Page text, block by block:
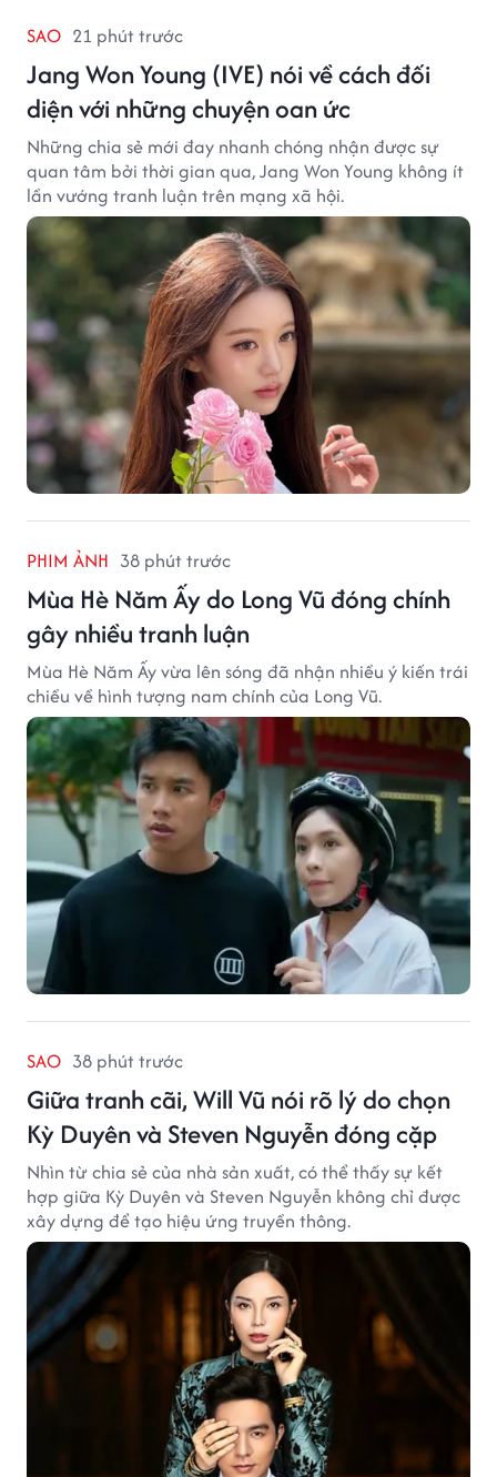
SAO 21 phút trước
Jang Won Young (IVE) nói về cách đối
diện với những chuyện oan ức
Những chia sẻ mới đay nhanh chóng nhận được sự
quan tâm bởi thời gian qua, Jang Won Young không ít
lần vướng tranh luận trên mạng xã hội.
PHIM ẢNH 38 phút trước
Mùa Hè Năm Ấy do Long Vũ đóng chính
gây nhiều tranh luận
Mùa Hè Năm Ấy vừa lên sóng đã nhận nhiều ý kiến trái
chiều về hình tượng nam chính của Long Vũ.
SAO 38 phút trước
Giữa tranh cãi, Will Vũ nói rõ lý do chọn
Kỳ Duyên và Steven Nguyễn đóng cặp
Nhìn từ chia sẻ của nhà sản xuất, có thể thấy sự kết
hợp giữa Kỳ Duyên và Steven Nguyễn không chỉ được
xây dựng để tạo hiệu ứng truyền thông.